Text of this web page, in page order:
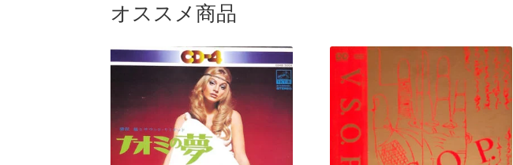
オススメ商品